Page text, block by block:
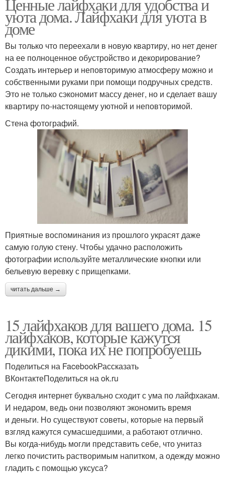
уюта дома. Лайфхаки для уюта в
доме
Вы только что переехали в новую квартиру, но нет денег
на ее полноценное обустройство и декорирование?
Создать интерьер и неповторимую атмосферу можно и
собственными руками при помощи подручных средств.
Это не только сэкономит массу денег, но и сделает вашу
квартиру по-настоящему уютной и неповторимой.
Стена фотографий.
Приятные воспоминания из прошлого украсят даже
самую голую стену. Чтобы удачно расположить
фотографии используйте металлические кнопки или
бельевую веревку с прищепками.
читать дальше →
15 лайфхаков для вашего дома. 15
лайфхаков, которые кажутся
дикими, пока их не попробуешь
Поделиться на FacebookРассказать
ВКонтактеПоделиться на ok.ru
Сегодня интернет буквально сходит с ума по лайфхакам.
И недаром, ведь они позволяют экономить время
и деньги. Но существуют советы, которые на первый
взгляд кажутся сумасшедшими, а работают отлично.
Вы когда-нибудь могли представить себе, что унитаз
легко почистить растворимым напитком, а одежду можно
гладить с помощью уксуса?